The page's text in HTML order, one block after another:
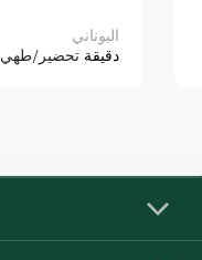
اليوناني
دقيقة تحضير/طهي